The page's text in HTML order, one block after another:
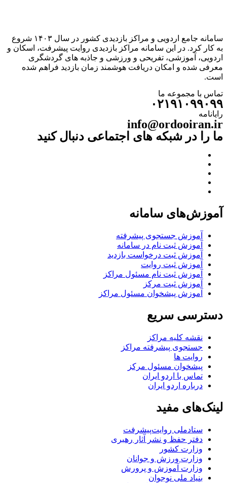
سامانه جامع اردویی و مراکز بازدیدی کشور در سال ۱۴۰۳ شروع
به کار کرد. در این سامانه مراکز بازدیدی روایت پیشرفت، اسکان و
اردویی، آموزشی، تفریحی و ورزشی و جاذبه های گردشگری
معرفی شده و امکان دریافت هوشمند زمان بازدید فراهم شده
است.
تماس با مجموعه ما
۰۲۱۹۱۰۹۹۰۹۹
رایانامه
info@ordooiran.ir
ما را در شبکه های اجتماعی دنبال کنید
آموزش‌های سامانه
آموزش جستجوی پیشرفته
آموزش ثبت نام در سامانه
آموزش ثبت درخواست بازدید
آموزش ثبت روایت
آموزش ثبت نام مسئول مراکز
آموزش ثبت مرکز
آموزش پیشخوان مسئول مراکز
دسترسی سریع
نقشه کلیه مراکز
جستجوی پیشرفته مراکز
روایت ها
پیشخوان مسئول مرکز
تماس با اردو ایران
درباره اردو ایران
لینک‌های مفید
ستاد‌ملی روایت‌پیشرفت
دفتر حفظ و نشر آثار رهبری
وزارت کشور
وزارت ورزش و جوانان
وزارت آموزش و پرورش
بنیاد ملی نوجوان